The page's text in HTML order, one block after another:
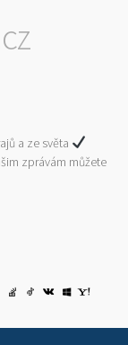
a ze světa
zprávám můžete